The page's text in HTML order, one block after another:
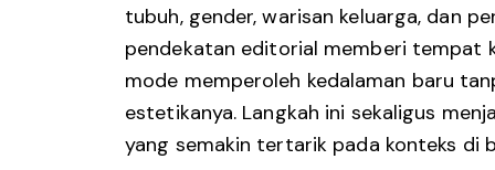
tubuh, gender, warisan keluarga, dan
pendekatan editorial memberi tempat
mode memperoleh kedalaman baru
estetikanya. Langkah ini sekaligus
yang semakin tertarik pada konteks di